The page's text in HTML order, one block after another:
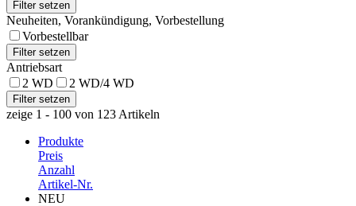
Neuheiten, Vorankündigung, Vorbestellung
Vorbestellbar
Antriebsart
2 WD
2 WD/4 WD
zeige 1 - 100 von 123 Artikeln
Produkte
Preis
Anzahl
Artikel-Nr.
NEU